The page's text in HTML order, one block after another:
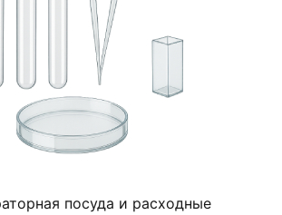
посуда и расходные